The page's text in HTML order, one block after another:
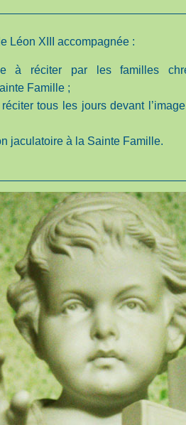
Léon XIII accompagnée :
à réciter par les familles
Famille ;
tous les jours devant
jaculatoire à la Sainte Famille.